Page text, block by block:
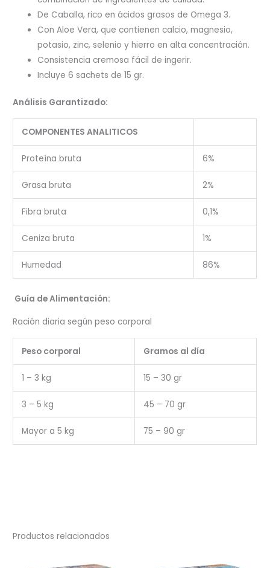
De Caballa, rico en ácidos grasos de Omega 3.
Con Aloe Vera, que contienen calcio, magnesio,
potasio, zinc, selenio y hierro en alta concentración.
Consistencia cremosa fácil de ingerir.
Incluye 6 sachets de 15 gr.
Análisis Garantizado:
COMPONENTES ANALITICOS
Proteína bruta 6%
Grasa bruta 2%
Fibra bruta 0,1%
Ceniza bruta 1%
Humedad 86%
Guía de Alimentación:
Ración diaria según peso corporal
Peso corporal Gramos al día
1 – 3 kg 15 – 30 gr
3 – 5 kg 45 – 70 gr
Mayor a 5 kg 75 – 90 gr
Productos relacionados